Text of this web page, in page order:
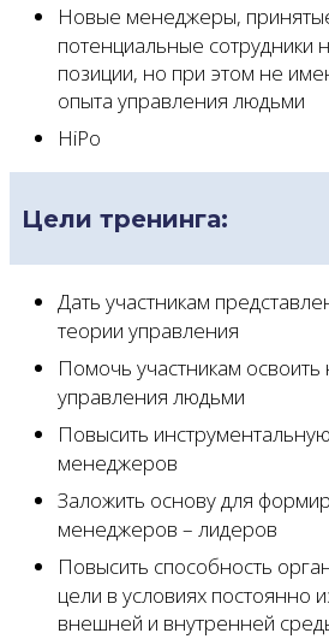
Новые менеджеры,
потенциальные сотрудники
позиции, но при этом не
опыта управления людьми
HiPo
Цели тренинга:
Дать участникам
теории управления
Помочь участникам
управления людьми
Повысить
менеджеров
Заложить основу для
менеджеров – лидеров
Повысить способность
цели в условиях постоянно
внешней и внутренней